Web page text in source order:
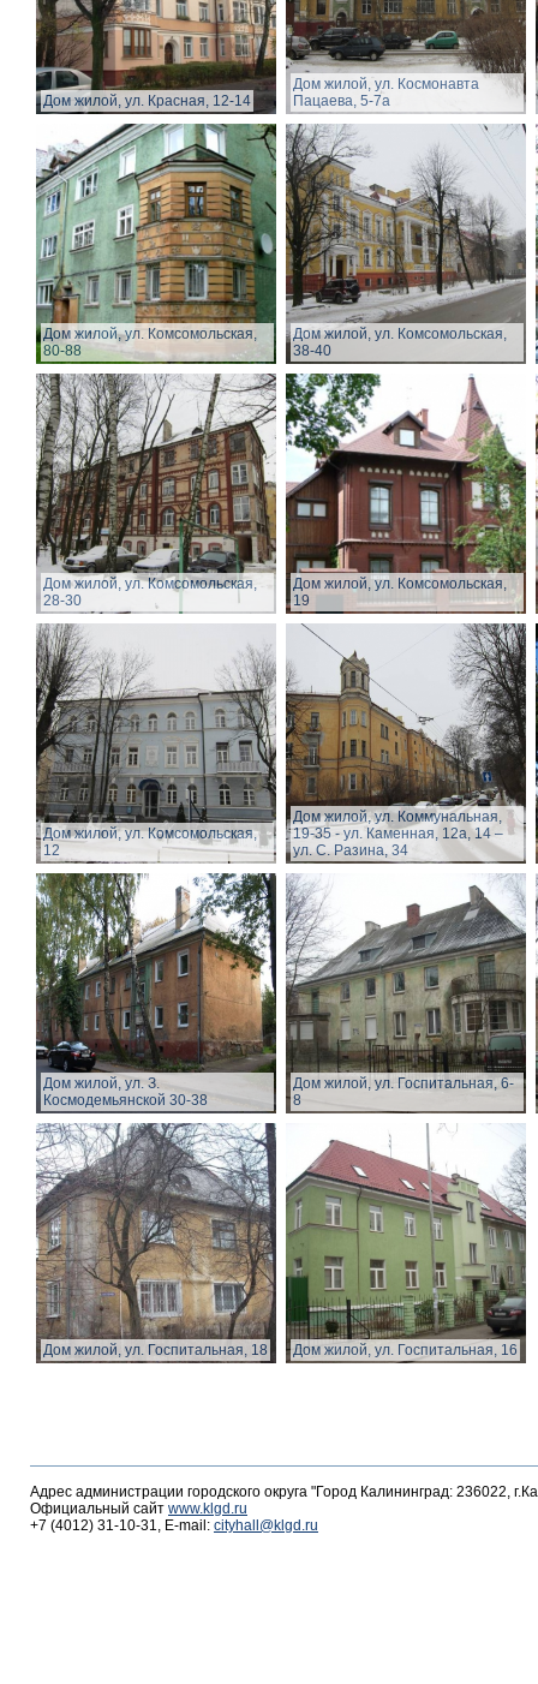
Дом жилой, ул. Красная, 12-14
Дом жилой, ул. Космонавта
Пацаева, 5-7а
Дом жилой, ул. Комсомольская,
80-88
Дом жилой, ул. Комсомольская,
38-40
Дом жилой, ул. Комсомольская,
28-30
Дом жилой, ул. Комсомольская,
19
Дом жилой, ул. Комсомольская,
12
Дом жилой, ул. Коммунальная,
19-35 - ул. Каменная, 12а, 14 –
ул. С. Разина, 34
Дом жилой, ул. З.
Космодемьянской 30-38
Дом жилой, ул. Госпитальная, 6-
8
Дом жилой, ул. Госпитальная, 18 Дом жилой, ул. Госпитальная, 16
Адрес администрации городского округа "Город Калининград: 236022,
Официальный сайт www.klgd.ru
+7 (4012) 31-10-31, E-mail: cityhall@klgd.ru